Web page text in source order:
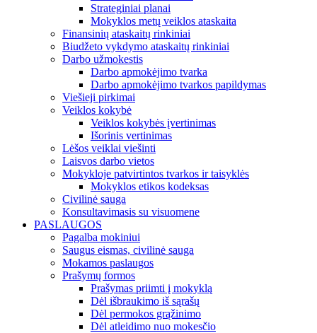
Strateginiai planai
Mokyklos metų veiklos ataskaita
Finansinių ataskaitų rinkiniai
Biudžeto vykdymo ataskaitų rinkiniai
Darbo užmokestis
Darbo apmokėjimo tvarka
Darbo apmokėjimo tvarkos papildymas
Viešieji pirkimai
Veiklos kokybė
Veiklos kokybės įvertinimas
Išorinis vertinimas
Lėšos veiklai viešinti
Laisvos darbo vietos
Mokykloje patvirtintos tvarkos ir taisyklės
Mokyklos etikos kodeksas
Civilinė sauga
Konsultavimasis su visuomene
PASLAUGOS
Pagalba mokiniui
Saugus eismas, civilinė sauga
Mokamos paslaugos
Prašymų formos
Prašymas priimti į mokyklą
Dėl išbraukimo iš sąrašų
Dėl permokos grąžinimo
Dėl atleidimo nuo mokesčio